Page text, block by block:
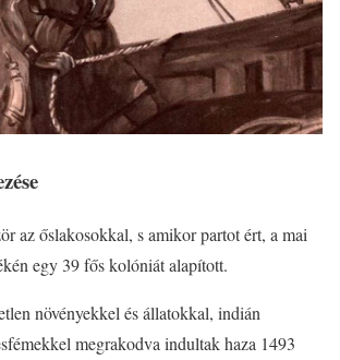
az őslakosokkal, s amikor partot ért, a mai
egy 39 fős kolóniát alapított.
növényekkel és állatokkal, indián
megrakodva indultak haza 1493